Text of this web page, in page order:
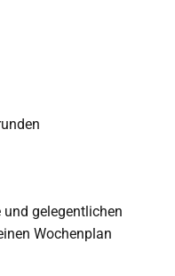
und gelegentlichen
Wochenplan